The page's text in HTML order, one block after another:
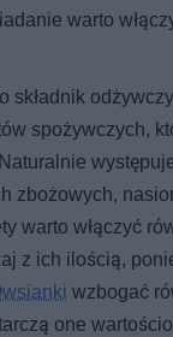
warto
składnik
spożywczych,
zbożowych,
warto włączyć
z ich ilością,
wzbogać
one